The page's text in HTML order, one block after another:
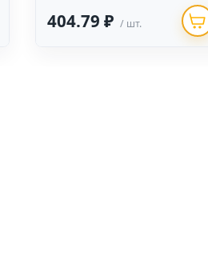
404.79 ₽ / шт.